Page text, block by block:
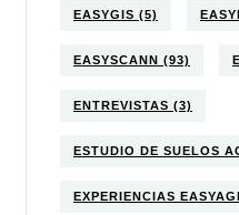
EASYGIS (5)
EASYSCANN (93)
ENTREVISTAS (3)
ESTUDIO DE SUELOS
EXPERIENCIAS